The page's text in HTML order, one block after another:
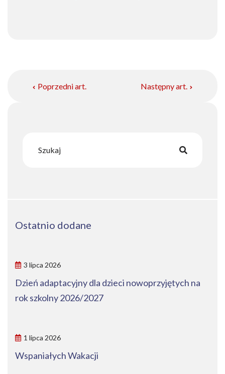
Poprzedni art. Następny art.
Ostatnio dodane
3 lipca 2026
Dzień adaptacyjny dla dzieci nowoprzyjętych na
rok szkolny 2026/2027
1 lipca 2026
Wspaniałych Wakacji